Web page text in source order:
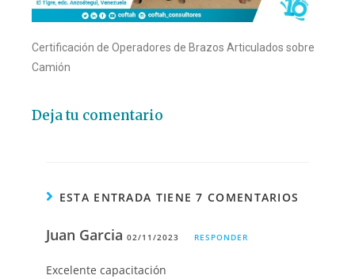
Certificación de Operadores de Brazos Articulados sobre
Camión
Deja tu comentario
ESTA ENTRADA TIENE 7 COMENTARIOS
Juan Garcia02/11/2023 RESPONDER
Excelente capacitación